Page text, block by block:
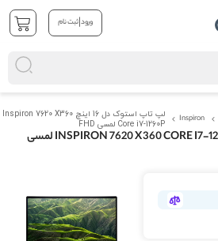
ورود|ثبت نام
Inspiron
لپ تاپ استوک دل 16 اینچ Inspiron 7620 X360
Core i7-1260P لمسی FHD
لپ تاپ استوک دل 16 اینچ INSPIRON 7620 X360 CORE I7-1260P لمسی
انتهای
گالری
تصاویر